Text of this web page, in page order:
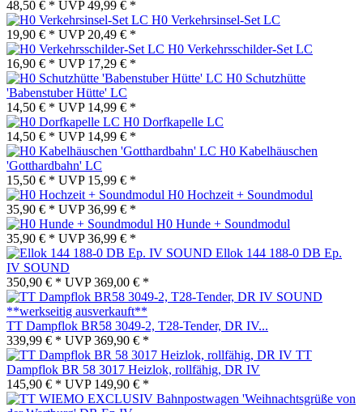
48,50 € * UVP49,99 € *
H0 Verkehrsinsel-Set LC
19,90 € * UVP 20,49 € *
H0 Verkehrsschilder-Set LC
16,90 € * UVP 17,29 € *
H0 Schutzhütte
'Babenstuber Hütte' LC
14,50 € * UVP 14,99 € *
H0 Dorfkapelle LC
14,50 € * UVP 14,99 € *
H0 Kabelhäuschen
'Gotthardbahn' LC
15,50 € * UVP 15,99 € *
H0 Hochzeit + Soundmodul
35,90 € * UVP36,99 € *
H0 Hunde + Soundmodul
35,90 € * UVP36,99 € *
Ellok 144 188-0 DB Ep.
IV SOUND
350,90 € * UVP369,00 € *
TT Dampflok BR58 3049-2, T28-Tender, DR IV...
339,99 € * UVP369,90 € *
TT
Dampflok BR 58 3017 Heizlok, rollfähig, DR IV
145,90 € * UVP 149,90 € *